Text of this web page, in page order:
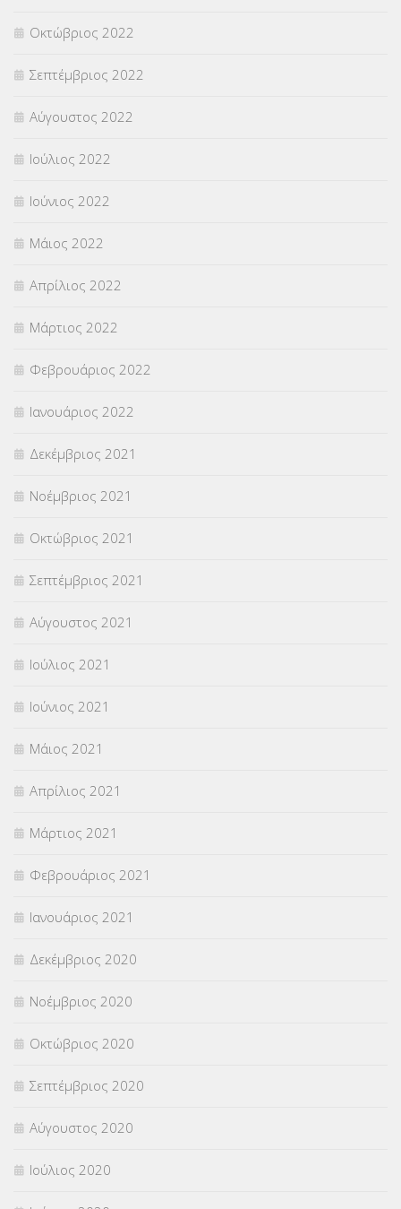
Οκτώβριος 2022
Σεπτέμβριος 2022
Αύγουστος 2022
Ιούλιος 2022
Ιούνιος 2022
Μάιος 2022
Απρίλιος 2022
Μάρτιος 2022
Φεβρουάριος 2022
Ιανουάριος 2022
Δεκέμβριος 2021
Νοέμβριος 2021
Οκτώβριος 2021
Σεπτέμβριος 2021
Αύγουστος 2021
Ιούλιος 2021
Ιούνιος 2021
Μάιος 2021
Απρίλιος 2021
Μάρτιος 2021
Φεβρουάριος 2021
Ιανουάριος 2021
Δεκέμβριος 2020
Νοέμβριος 2020
Οκτώβριος 2020
Σεπτέμβριος 2020
Αύγουστος 2020
Ιούλιος 2020